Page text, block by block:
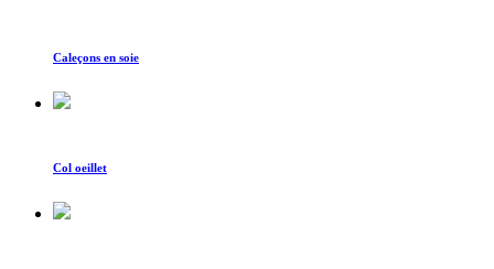
Caleçons en soie
Col oeillet